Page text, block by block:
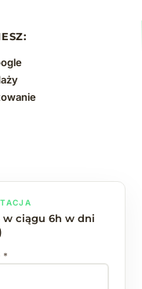
ciągu 6h w dni
*